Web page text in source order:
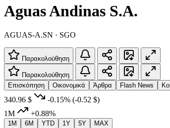
Aguas Andinas S.A.
AGUAS-A.SN · SGO
Παρακολούθηση
Παρακολούθηση
Επισκόπηση
Οικονομικά Άρθρα Flash News
340.96 $ -0.15% (-0.52 $)
1M
+0.88%
1M 6M YTD 1Y 5Y MAX